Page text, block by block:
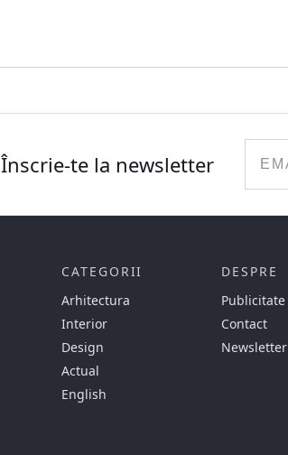
Înscrie-te la newsletter
CATEGORII
Arhitectura
Interior
Design
Actual
English
DESPRE
Publicitate
Contact
Newsletter